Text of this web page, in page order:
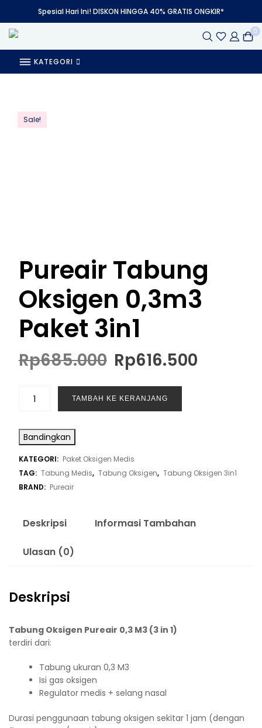
Spesial Hari Ini! DISKON HINGGA 40% GRATIS ONGKIR*
0
KATEGORI
Sale!
Pureair Tabung
Oksigen 0,3m3
Paket 3in1
Rp685.000 Rp616.500
TAMBAH KE KERANJANG
Bandingkan
KATEGORI: Paket Oksigen Medis
TAG: Tabung Medis, Tabung Oksigen, Tabung Oksigen 3in1
BRAND: Pureair
Deskripsi Informasi Tambahan
Ulasan (0)
Deskripsi
Tabung Oksigen Pureair 0,3 M3 (3 in 1)
terdiri dari:
Tabung ukuran 0,3 M3
Isi gas oksigen
Regulator medis + selang nasal
Durasi penggunaan tabung oksigen sekitar 1 jam (dengan